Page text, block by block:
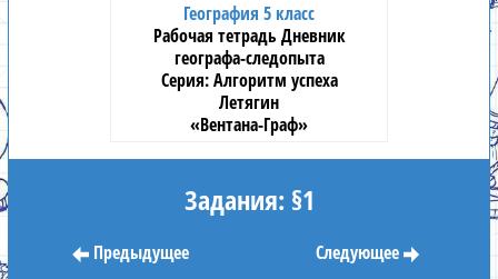
География 5 класс
Рабочая тетрадь Дневник
географа-следопыта
Алгоритм успеха
Летягин
«Вентана-Граф»
Задания: §1
Предыдущее Следующее